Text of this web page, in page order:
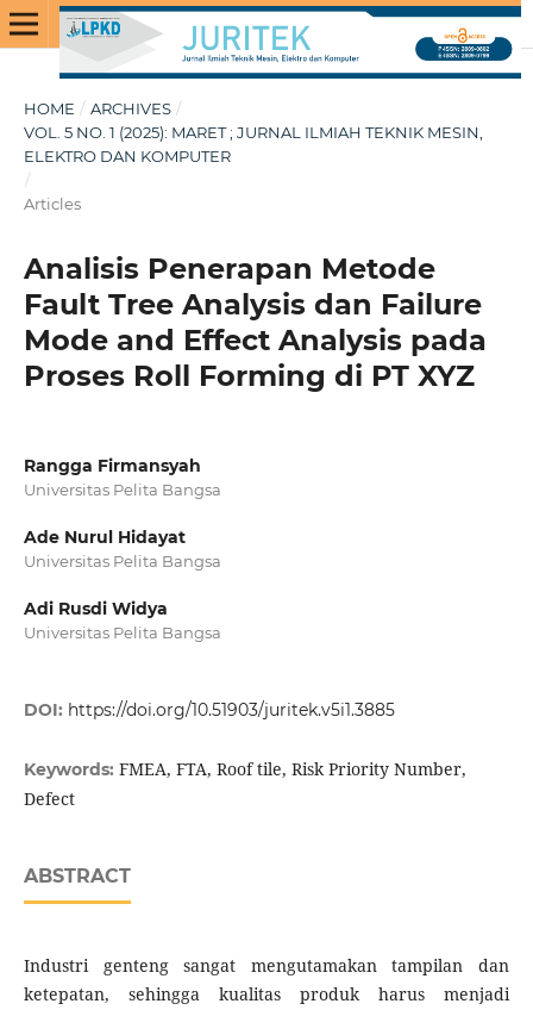
HOME / ARCHIVES /
VOL. 5 NO. 1 (2025): MARET ; JURNAL ILMIAH TEKNIK MESIN,
ELEKTRO DAN KOMPUTER
/
Articles
Analisis Penerapan Metode
Fault Tree Analysis dan Failure
Mode and Effect Analysis pada
Proses Roll Forming di PT XYZ
Rangga Firmansyah
Universitas Pelita Bangsa
Ade Nurul Hidayat
Universitas Pelita Bangsa
Adi Rusdi Widya
Universitas Pelita Bangsa
DOI: https://doi.org/10.51903/juritek.v5i1.3885
Keywords: FMEA, FTA, Roof tile, Risk Priority Number,
Defect
ABSTRACT
Industri genteng sangat mengutamakan tampilan dan
ketepatan, sehingga kualitas produk harus menjadi